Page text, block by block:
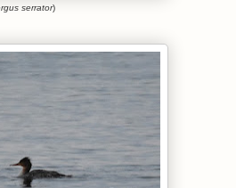
serrator)